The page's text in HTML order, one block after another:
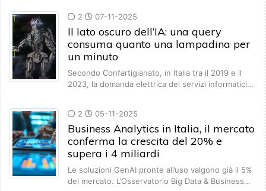
2 07-11-2025
Il lato oscuro dell’IA: una query
consuma quanto una lampadina per
un minuto
Secondo Confartigianato, in Italia tra il 2019 e il
2023, la domanda elettrica dei servizi informatici…
2 05-11-2025
Business Analytics in Italia, il mercato
conferma la crescita del 20% e
supera i 4 miliardi
Le soluzioni GenAI pronte all’uso valgono già il 5%
del mercato. L’Osservatorio Big Data & Business…